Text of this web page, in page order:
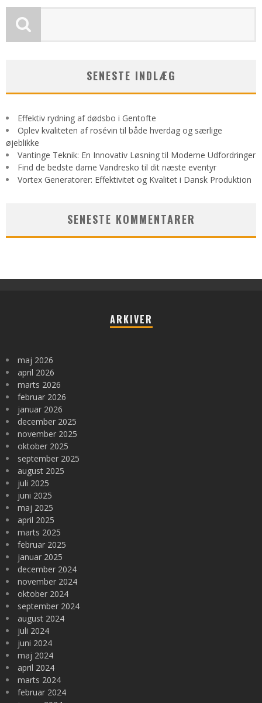
SENESTE INDLÆG
Effektiv rydning af dødsbo i Gentofte
Oplev kvaliteten af rosévin til både hverdag og særlige
øjeblikke
Vantinge Teknik: En Innovativ Løsning til Moderne Udfordringer
Find de bedste dame Vandresko til dit næste eventyr
Vortex Generatorer: Effektivitet og Kvalitet i Dansk Produktion
SENESTE KOMMENTARER
ARKIVER
maj 2026
april 2026
marts 2026
februar 2026
januar 2026
december 2025
november 2025
oktober 2025
september 2025
august 2025
juli 2025
juni 2025
maj 2025
april 2025
marts 2025
februar 2025
januar 2025
december 2024
november 2024
oktober 2024
september 2024
august 2024
juli 2024
juni 2024
maj 2024
april 2024
marts 2024
februar 2024